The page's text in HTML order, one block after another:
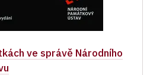
ve správě Národního